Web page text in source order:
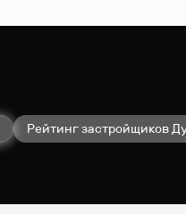
Рейтинг застройщиков